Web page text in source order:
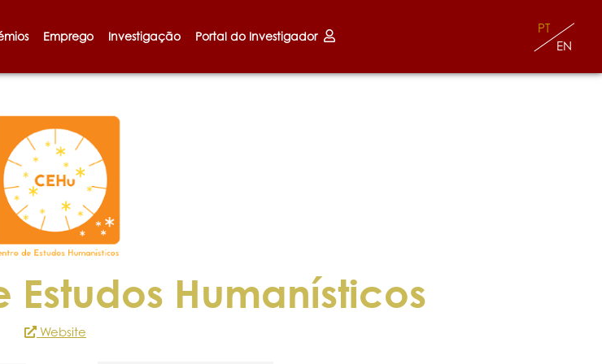
Emprego Investigação Portal do Investigador
EN
PT
Estudos Humanísticos
Website